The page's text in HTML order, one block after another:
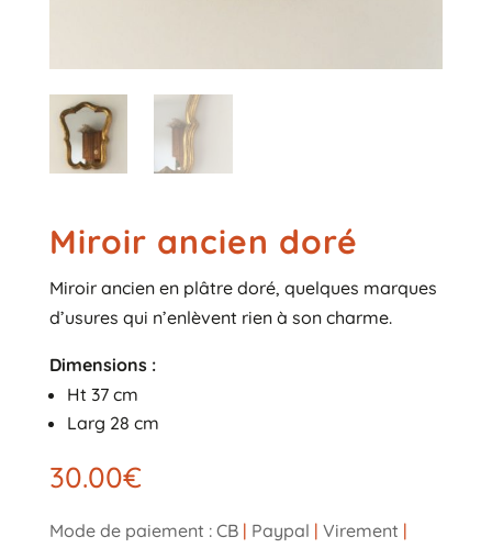
Miroir ancien doré
Miroir ancien en plâtre doré, quelques marques
d’usures qui n’enlèvent rien à son charme.
Dimensions :
Ht 37 cm
Larg 28 cm
30.00€
Mode de paiement : CB | Paypal | Virement |